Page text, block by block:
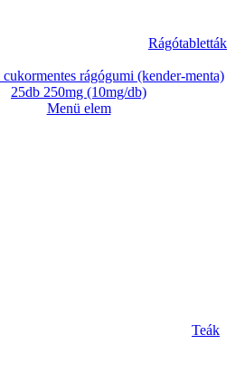
Rágótabletták
rágógumi (kender-menta)
25db 250mg (10mg/db)
Menü elem
Teák